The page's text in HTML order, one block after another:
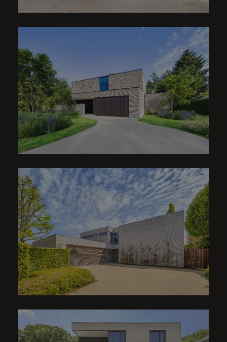
VILLA | W HENRY
VILLA | CUSTOM MADE
HAROON
VILLA | J. MONROE